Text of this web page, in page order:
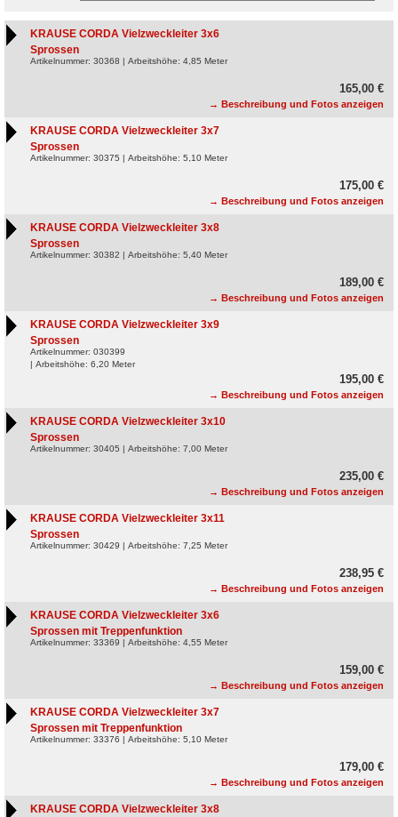
KRAUSE CORDA Vielzweckleiter 3x6
Sprossen
Artikelnummer: 30368 | Arbeitshöhe: 4,85 Meter
165,00 €
→ Beschreibung und Fotos anzeigen
KRAUSE CORDA Vielzweckleiter 3x7
Sprossen
Artikelnummer: 30375 | Arbeitshöhe: 5,10 Meter
175,00 €
→ Beschreibung und Fotos anzeigen
KRAUSE CORDA Vielzweckleiter 3x8
Sprossen
Artikelnummer: 30382 | Arbeitshöhe: 5,40 Meter
189,00 €
→ Beschreibung und Fotos anzeigen
KRAUSE CORDA Vielzweckleiter 3x9
Sprossen
Artikelnummer: 030399
| Arbeitshöhe: 6,20 Meter
195,00 €
→ Beschreibung und Fotos anzeigen
KRAUSE CORDA Vielzweckleiter 3x10
Sprossen
Artikelnummer: 30405 | Arbeitshöhe: 7,00 Meter
235,00 €
→ Beschreibung und Fotos anzeigen
KRAUSE CORDA Vielzweckleiter 3x11
Sprossen
Artikelnummer: 30429 | Arbeitshöhe: 7,25 Meter
238,95 €
→ Beschreibung und Fotos anzeigen
KRAUSE CORDA Vielzweckleiter 3x6
Sprossen mit Treppenfunktion
Artikelnummer: 33369 | Arbeitshöhe: 4,55 Meter
159,00 €
→ Beschreibung und Fotos anzeigen
KRAUSE CORDA Vielzweckleiter 3x7
Sprossen mit Treppenfunktion
Artikelnummer: 33376 | Arbeitshöhe: 5,10 Meter
179,00 €
→ Beschreibung und Fotos anzeigen
KRAUSE CORDA Vielzweckleiter 3x8